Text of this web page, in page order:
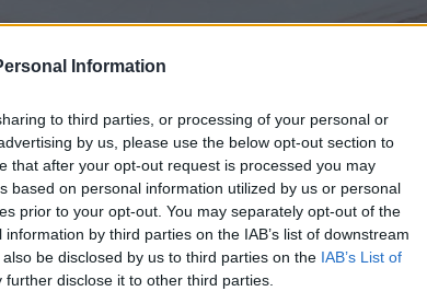
Information
to third parties, or processing of your personal or
by us, please use the below opt-out section to
that after your opt-out request is processed you may
based on personal information utilized by us or personal
prior to your opt-out. You may separately opt-out of the
by third parties on the IAB’s list of downstream
be disclosed by us to third parties on the IAB’s List of
further disclose it to other third parties.